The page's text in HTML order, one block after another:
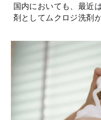
国内においても、最近
剤としてムクロジ洗剤